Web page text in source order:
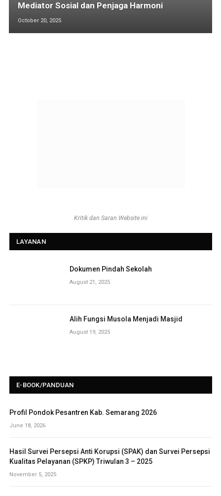
Mediator Sosial dan Penjaga Harmoni
October 20, 2025
Kritik dan Saran Website ini
LAYANAN
Dokumen Pindah Sekolah
August 21, 2025
Alih Fungsi Musola Menjadi Masjid
August 19, 2025
E-BOOK/PANDUAN
Profil Pondok Pesantren Kab. Semarang 2026
June 18, 2026
Hasil Survei Persepsi Anti Korupsi (SPAK) dan Survei Persepsi
Kualitas Pelayanan (SPKP) Triwulan 3 – 2025
November 5, 2025